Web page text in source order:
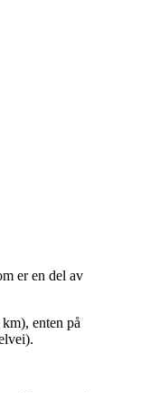
er en del av
enten på